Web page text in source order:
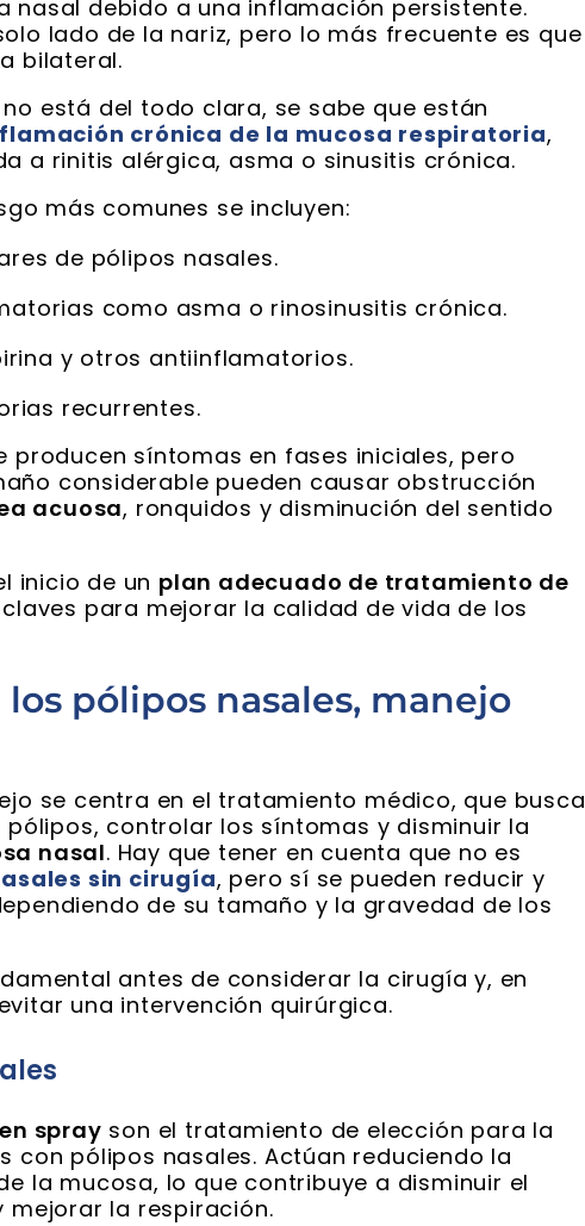
nasal debido a una inflamación persistente.
lado de la nariz, pero lo más frecuente es que
bilateral.
está del todo clara, se sabe que están
crónica de la mucosa respiratoria,
a rinitis alérgica, asma o sinusitis crónica.
más comunes se incluyen:
de pólipos nasales.
como asma o rinosinusitis crónica.
y otros antiinflamatorios.
recurrentes.
producen síntomas en fases iniciales, pero
considerable pueden causar obstrucción
acuosa, ronquidos y disminución del sentido
inicio de un plan adecuado de tratamiento de
para mejorar la calidad de vida de los
pólipos nasales, manejo
se centra en el tratamiento médico, que busca
controlar los síntomas y disminuir la
nasal. Hay que tener en cuenta que no es
sin cirugía, pero sí se pueden reducir y
de su tamaño y la gravedad de los
antes de considerar la cirugía y, en
una intervención quirúrgica.
spray son el tratamiento de elección para la
con pólipos nasales. Actúan reduciendo la
la mucosa, lo que contribuye a disminuir el
mejorar la respiración.